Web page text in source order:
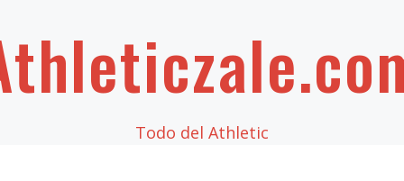
Todo del Athletic